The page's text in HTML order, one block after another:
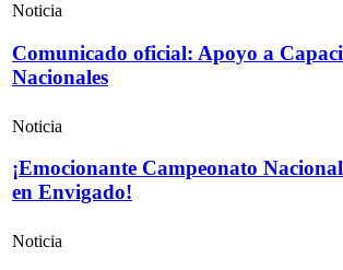
Noticia
Comunicado oficial: Apoyo a
Nacionales
Noticia
¡Emocionante Campeonato
en Envigado!
Noticia